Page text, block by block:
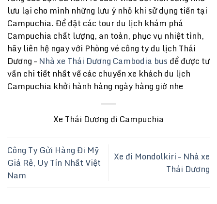
lưu lại cho mình những lưu ý nhỏ khi sử dụng tiền tại
Campuchia. Để đặt các tour du lịch khám phá
Campuchia chất lượng, an toàn, phục vụ nhiệt tình,
hãy liên hệ ngay với Phòng vé công ty du lịch Thái
Dương – Nhà xe Thái Dương Cambodia bus để được tư
vấn chi tiết nhất về các chuyến xe khách du lịch
Campuchia khởi hành hàng ngày hàng giờ nhe
Xe Thái Dương đi Campuchia
Công Ty Gửi Hàng Đi Mỹ
Giá Rẻ, Uy Tín Nhất Việt
Nam
Xe đi Mondolkiri – Nhà xe
Thái Dương